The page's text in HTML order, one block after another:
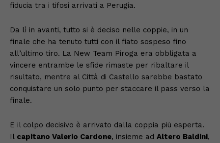
fiducia tra i tifosi arrivati a Perugia.
Da lì in avanti, tutto si è deciso nelle coppie, in un
finale che ha tenuto tutti con il fiato sospeso fino
all’ultimo tiro. La New Team Piroga era obbligata a
vincere entrambe le sfide rimaste per ribaltare il
risultato, mentre al Città di Castello sarebbe bastato
conquistare un solo punto per staccare il pass verso la
finale.
E il colpo decisivo è arrivato dalla coppia più esperta.
Il capitano Valerio Cardone, insieme ad Altero Baldini,